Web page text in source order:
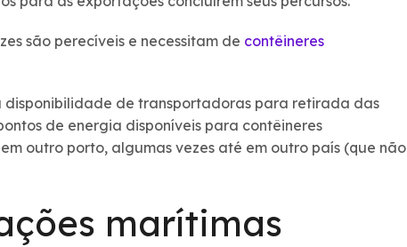
são perecíveis e necessitam de contêineres
disponibilidade de transportadoras para retirada das
de energia disponíveis para contêineres
outro porto, algumas vezes até em outro país (que não
marítimas